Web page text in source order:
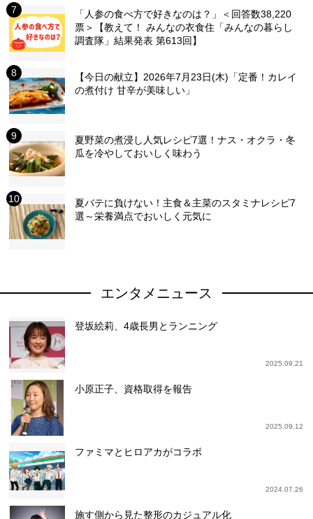
「人参の食べ方で好きなのは？」＜回答数38,220
票＞【教えて！ みんなの衣食住「みんなの暮らし
調査隊」結果発表 第613回】
【今日の献立】2026年7月23日(木)「定番！カレイ
の煮付け 甘辛が美味しい」
夏野菜の煮浸し人気レシピ7選！ナス・オクラ・冬
瓜を冷やしておいしく味わう
夏バテに負けない！主食＆主菜のスタミナレシピ7
選～栄養満点でおいしく元気に
エンタメニュース
登坂絵莉、4歳長男とランニング
2025.09.21
小原正子、資格取得を報告
2025.09.12
ファミマとヒロアカがコラボ
2024.07.26
施す側から見た整形のカジュアル化